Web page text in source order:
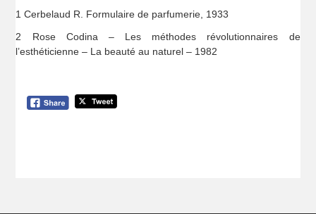
1 Cerbelaud R. Formulaire de parfumerie, 1933
2 Rose Codina – Les méthodes révolutionnaires de
l’esthéticienne – La beauté au naturel – 1982